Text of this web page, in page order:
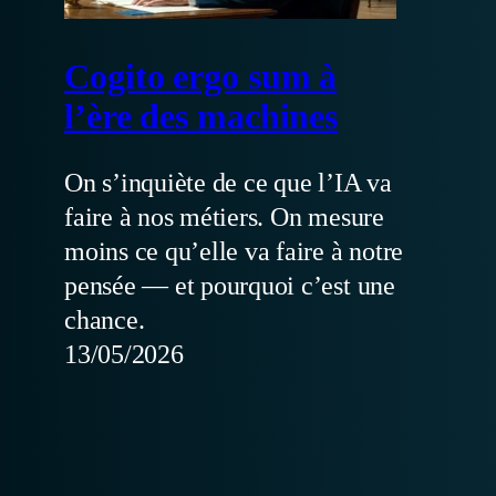
Cogito ergo sum à
l’ère des machines
On s’inquiète de ce que l’IA va
faire à nos métiers. On mesure
moins ce qu’elle va faire à notre
pensée — et pourquoi c’est une
chance.
13/05/2026